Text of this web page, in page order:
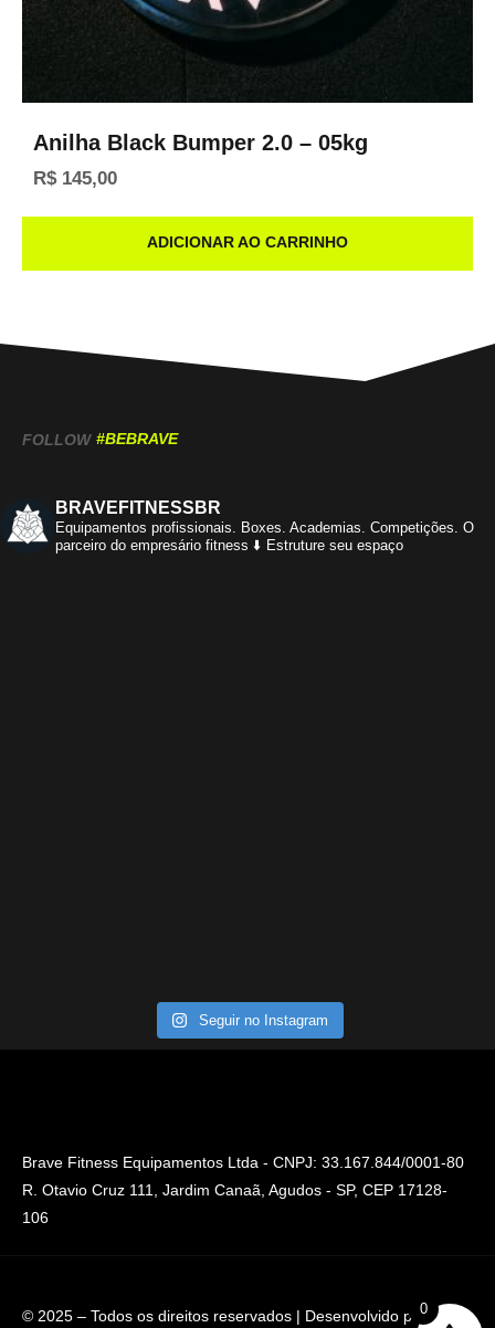
Anilha Black Bumper 2.0 – 05kg
R$145,00
ADICIONAR AO CARRINHO
FOLLOW #BEBRAVE
BRAVEFITNESSBR
Equipamentos profissionais. Boxes. Academias. Competições. O
parceiro do empresário fitness ⬇️ Estruture seu espaço
Seguir no Instagram
Brave Fitness Equipamentos Ltda - CNPJ: 33.167.844/0001-80
R. Otavio Cruz 111, Jardim Canaã, Agudos - SP, CEP 17128-
106
© 2025 – Todos os direitos reservados | Desenvolvido por Hnet
0